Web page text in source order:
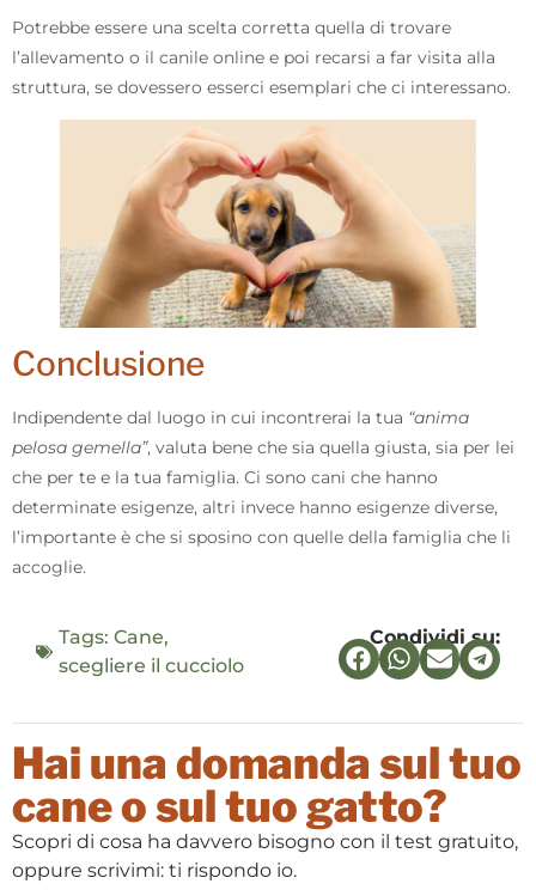
Potrebbe essere una scelta corretta quella di trovare
l’allevamento o il canile online e poi recarsi a far visita alla
struttura, se dovessero esserci esemplari che ci interessano.
Conclusione
Indipendente dal luogo in cui incontrerai la tua “anima
pelosa gemella”, valuta bene che sia quella giusta, sia per lei
che per te e la tua famiglia. Ci sono cani che hanno
determinate esigenze, altri invece hanno esigenze diverse,
l’importante è che si sposino con quelle della famiglia che li
accoglie.
Tags: Cane,
scegliere il cucciolo
Condividi su:
Hai una domanda sul tuo
cane o sul tuo gatto?
Scopri di cosa ha davvero bisogno con il test gratuito,
oppure scrivimi: ti rispondo io.